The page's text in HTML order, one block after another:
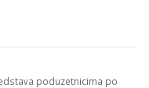
poduzetnicima po